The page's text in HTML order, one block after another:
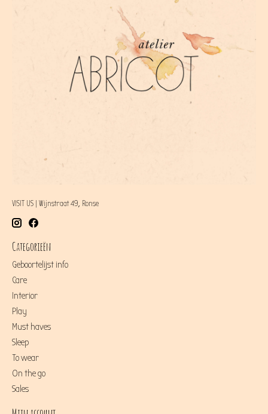
VISIT US | Wijnstraat 49, Ronse
Categorieën
Geboortelijst info
Care
Interior
Play
Must haves
Sleep
To wear
On the go
Sales